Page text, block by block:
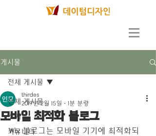
게시물
전체 게시물
소개
커뮤니티
전체 게시물
모바일 최적화 블로그
thirdes
2019년 2월 15일
1분 분량
Wix 블로그는 모바일 기기에 최적화되